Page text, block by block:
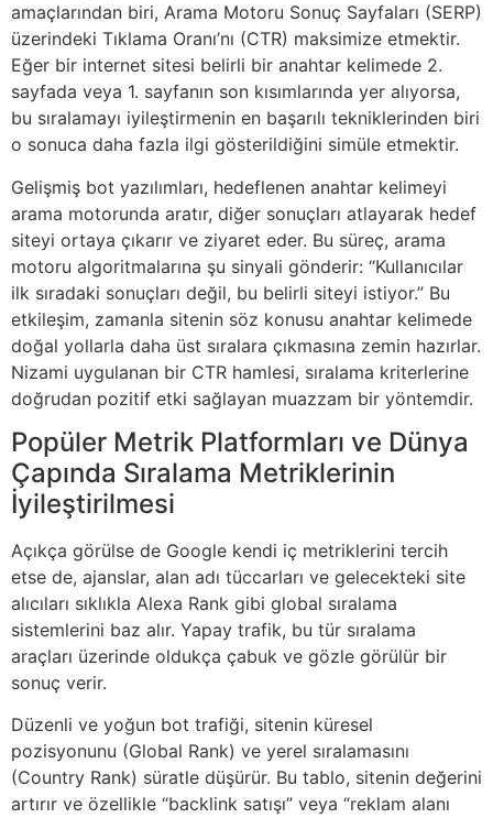
amaçlarından biri, Arama Motoru Sonuç Sayfaları (SERP)
üzerindeki Tıklama Oranı’nı (CTR) maksimize etmektir.
Eğer bir internet sitesi belirli bir anahtar kelimede 2.
sayfada veya 1. sayfanın son kısımlarında yer alıyorsa,
bu sıralamayı iyileştirmenin en başarılı tekniklerinden biri
o sonuca daha fazla ilgi gösterildiğini simüle etmektir.
Gelişmiş bot yazılımları, hedeflenen anahtar kelimeyi
arama motorunda aratır, diğer sonuçları atlayarak hedef
siteyi ortaya çıkarır ve ziyaret eder. Bu süreç, arama
motoru algoritmalarına şu sinyali gönderir: “Kullanıcılar
ilk sıradaki sonuçları değil, bu belirli siteyi istiyor.” Bu
etkileşim, zamanla sitenin söz konusu anahtar kelimede
doğal yollarla daha üst sıralara çıkmasına zemin hazırlar.
Nizami uygulanan bir CTR hamlesi, sıralama kriterlerine
doğrudan pozitif etki sağlayan muazzam bir yöntemdir.
Popüler Metrik Platformları ve Dünya
Çapında Sıralama Metriklerinin
İyileştirilmesi
Açıkça görülse de Google kendi iç metriklerini tercih
etse de, ajanslar, alan adı tüccarları ve gelecekteki site
alıcıları sıklıkla Alexa Rank gibi global sıralama
sistemlerini baz alır. Yapay trafik, bu tür sıralama
araçları üzerinde oldukça çabuk ve gözle görülür bir
sonuç verir.
Düzenli ve yoğun bot trafiği, sitenin küresel
pozisyonunu (Global Rank) ve yerel sıralamasını
(Country Rank) süratle düşürür. Bu tablo, sitenin değerini
artırır ve özellikle “backlink satışı” veya “reklam alanı